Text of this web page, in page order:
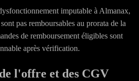
imputable à Almanax,
pas remboursables au prorata de la
de remboursement éligibles sont
après vérification.
l'offre et des CGV